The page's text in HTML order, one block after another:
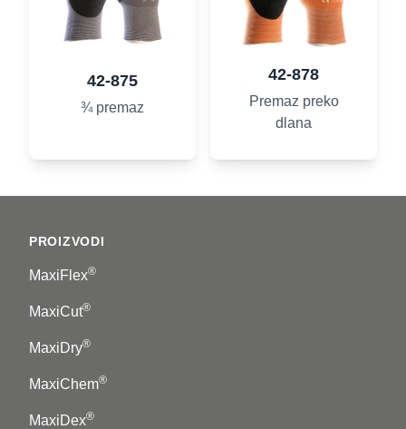
42-875
¾ premaz
42-878
Premaz preko
dlana
PROIZVODI
MaxiFlex®
MaxiCut®
MaxiDry®
MaxiChem®
MaxiDex®